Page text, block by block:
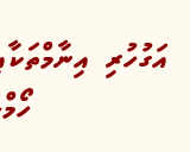
އަގުހުރި